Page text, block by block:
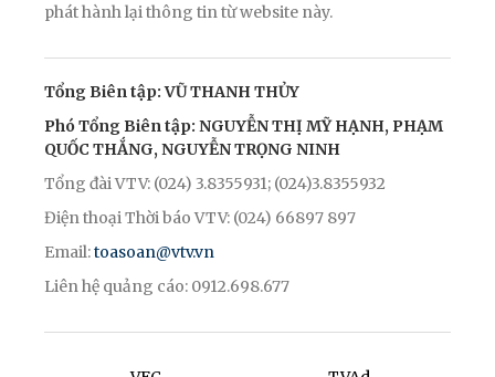
phát hành lại thông tin từ website này.
Tổng Biên tập: VŨ THANH THỦY
Phó Tổng Biên tập: NGUYỄN THỊ MỸ HẠNH, PHẠM
QUỐC THẮNG, NGUYỄN TRỌNG NINH
Tổng đài VTV: (024) 3.8355931; (024)3.8355932
Điện thoại Thời báo VTV: (024) 66897 897
Email:toasoan@vtv.vn
Liên hệ quảng cáo: 0912.698.677